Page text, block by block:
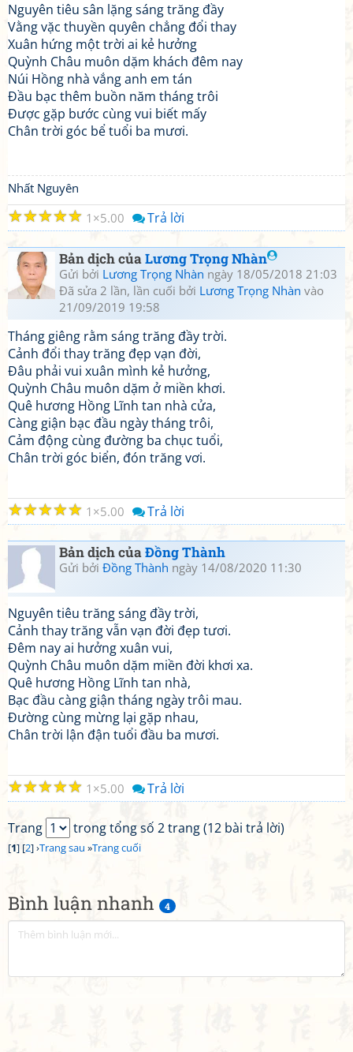
Bình luận nhanh 4
Nguyên tiêu sân lặng sáng trăng đầy
Vằng vặc thuyền quyên chẳng đổi thay
Xuân hứng một trời ai kẻ hưởng
Quỳnh Châu muôn dặm khách đêm nay
Núi Hồng nhà vắng anh em tán
Đầu bạc thêm buồn năm tháng trôi
Được gặp bước cùng vui biết mấy
Chân trời góc bể tuổi ba mươi.
Nhất Nguyên
☆
☆
☆
☆
☆ 1 5.00 Trả lời
Bản dịch củaLương Trọng Nhàn
Gửi bởi Lương Trọng Nhàn ngày 18/05/2018 21:03
Đã sửa 2 lần, lần cuối bởi Lương Trọng Nhàn vào
21/09/2019 19:58
Tháng giêng rằm sáng trăng đầy trời.
Cảnh đổi thay trăng đẹp vạn đời,
Đâu phải vui xuân mình kẻ hưởng,
Quỳnh Châu muôn dặm ở miền khơi.
Quê hương Hồng Lĩnh tan nhà cửa,
Càng giận bạc đầu ngày tháng trôi,
Cảm động cùng đường ba chục tuổi,
Chân trời góc biển, đón trăng vơi.
☆
☆
☆
☆
☆ 1 5.00 Trả lời
Bản dịch củaĐồng Thành
Gửi bởi Đồng Thành ngày 14/08/2020 11:30
Nguyên tiêu trăng sáng đầy trời,
Cảnh thay trăng vẫn vạn đời đẹp tươi.
Đêm nay ai hưởng xuân vui,
Quỳnh Châu muôn dặm miền đời khơi xa.
Quê hương Hồng Lĩnh tan nhà,
Bạc đầu càng giận tháng ngày trôi mau.
Đường cùng mừng lại gặp nhau,
Chân trời lận đận tuổi đầu ba mươi.
☆
☆
☆
☆
☆ 1 5.00 Trả lời
Trang trong tổng số 2 trang (12 bài trả lời)
[1] [2] ›Trang sau »Trang cuối